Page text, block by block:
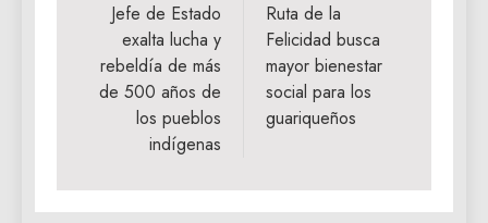
entradas
Jefe de Estado
exalta lucha y
rebeldía de más
de 500 años de
los pueblos
indígenas
Ruta de la
Felicidad busca
mayor bienestar
social para los
guariqueños